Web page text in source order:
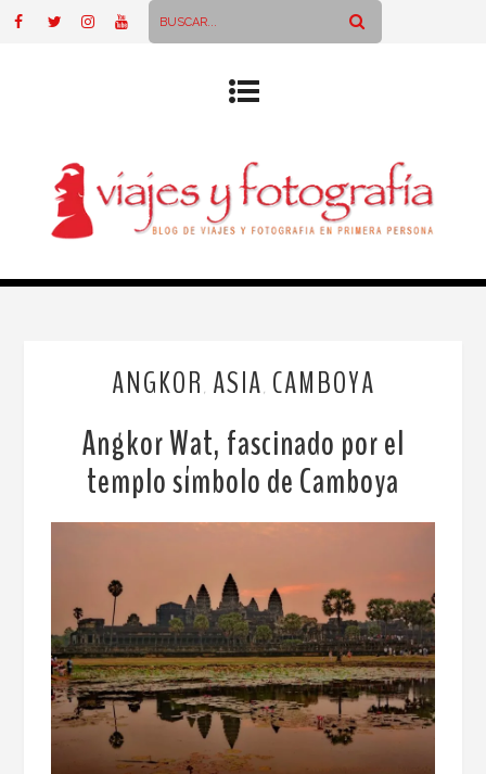
ANGKOR ASIA CAMBOYA
Angkor Wat, fascinado por el
templo símbolo de Camboya